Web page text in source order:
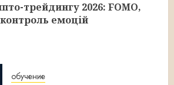
трейдингу 2026: FOMO,
емоцій
обучение